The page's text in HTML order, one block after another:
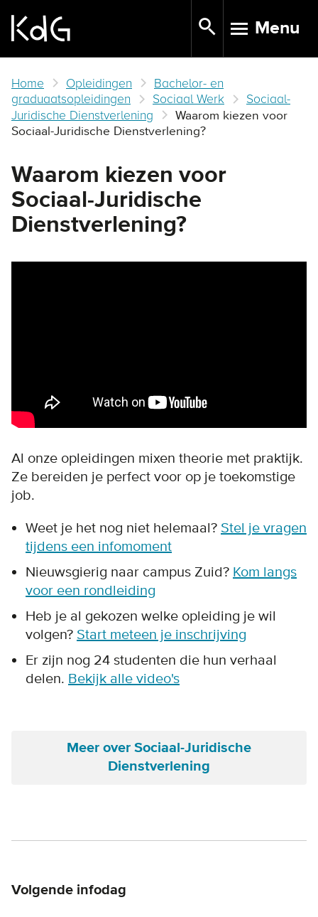
main
TOGGLE
Menu
Home Opleidingen
Bachelor- en
graduaatsopleidingen
Sociaal Werk
Sociaal-
Juridische Dienstverlening
Waarom kiezen voor
Sociaal-Juridische Dienstverlening?
Waarom kiezen voor
Sociaal-Juridische
Dienstverlening?
Al onze opleidingen mixen theorie met praktijk.
Ze bereiden je perfect voor op je toekomstige
job.
Weet je het nog niet helemaal? Stel je vragen
tijdens een infomoment
Nieuwsgierig naar campus Zuid? Kom langs
voor een rondleiding
Heb je al gekozen welke opleiding je wil
volgen? Start meteen je inschrijving
Er zijn nog 24 studenten die hun verhaal
delen. Bekijk alle video's
Meer over Sociaal-Juridische
Dienstverlening
Volgende infodag